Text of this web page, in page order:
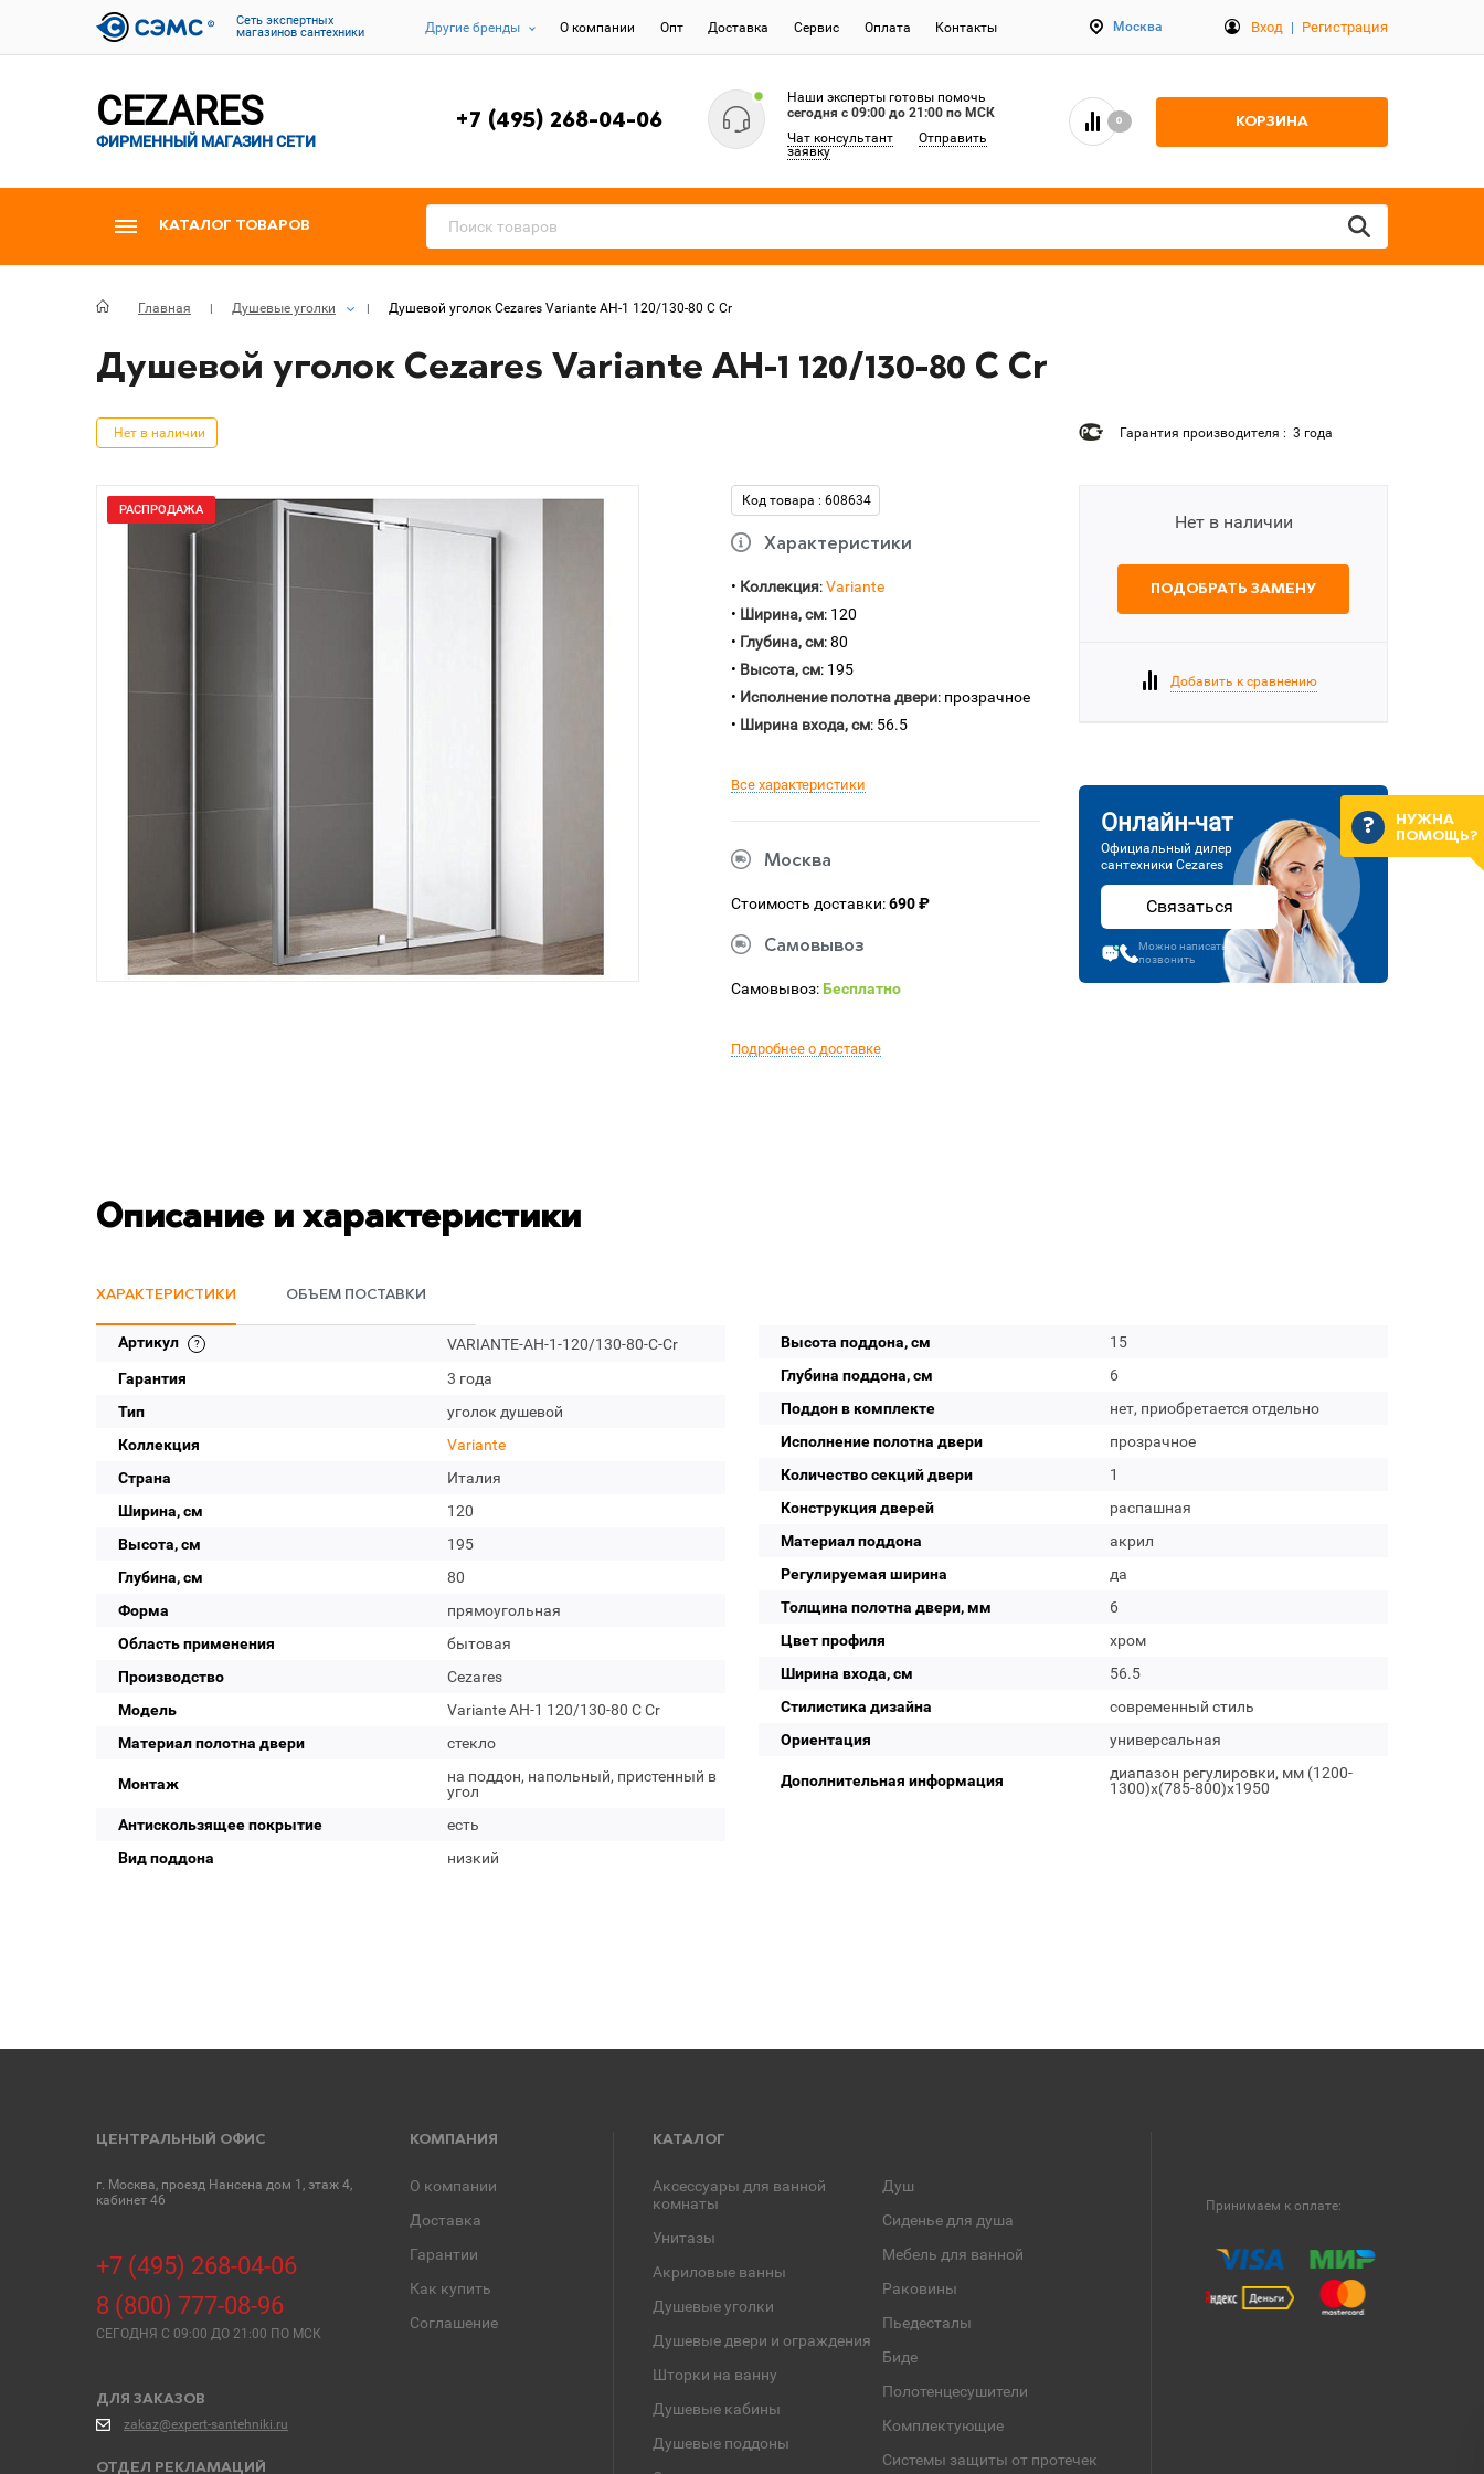
Cеть экспертных
магазинов сантехники
Другие бренды О компании Опт Доставка Сервис Оплата Контакты Москва Вход | Регистрация
CEZARES
ФИРМЕННЫЙ МАГАЗИН СЕТИ
+7 (495) 268-04-06
Наши эксперты готовы помочь
сегодня c 09:00 до 21:00 по МСК
Чат консультант
Отправить
заявку
0 КОРЗИНА
КАТАЛОГ ТОВАРОВ
Главная Душевые уголки Душевой уголок Cezares Variante AH-1 120/130-80 C Cr
Душевой уголок Cezares Variante AH-1 120/130-80 C Cr
Нет в наличии Гарантия производителя : 3 года
РАСПРОДАЖА
Код товара : 608634
Характеристики
• Коллекция:Variante
• Ширина, см: 120
• Глубина, см: 80
• Высота, см: 195
• Исполнение полотна двери: прозрачное
• Ширина входа, см: 56.5
Все характеристики
Москва
Стоимость доставки:690 ₽
Самовывоз
Самовывоз:Бесплатно
Подробнее о доставке
Нет в наличии
ПОДОБРАТЬ ЗАМЕНУ
Добавить к сравнению
Онлайн-чат
Официальный дилер
сантехники Cezares
Связаться
Можно написать или
позвонить
Описание и характеристики
ХАРАКТЕРИСТИКИ ОБЪЕМ ПОСТАВКИ
Артикул
VARIANTE-AH-1-120/130-80-C-Cr
Гарантия
3 года
Тип
уголок душевой
Коллекция
Variante
Страна
Италия
Ширина, см
120
Высота, см
195
Глубина, см
80
Форма
прямоугольная
Область применения
бытовая
Производство
Cezares
Модель
Variante AH-1 120/130-80 C Cr
Материал полотна двери
стекло
Монтаж
на поддон, напольный, пристенный в
угол
Антискользящее покрытие
есть
Вид поддона
низкий
Высота поддона, см
15
Глубина поддона, см
6
Поддон в комплекте
нет, приобретается отдельно
Исполнение полотна двери
прозрачное
Количество секций двери
1
Конструкция дверей
распашная
Материал поддона
акрил
Регулируемая ширина
да
Толщина полотна двери, мм
6
Цвет профиля
хром
Ширина входа, см
56.5
Стилистика дизайна
современный стиль
Ориентация
универсальная
Дополнительная информация
диапазон регулировки, мм (1200-
1300)x(785-800)x1950
ЦЕНТРАЛЬНЫЙ ОФИС
г. Москва, проезд Нансена дом 1, этаж 4,
кабинет 46
+7 (495) 268-04-06
8 (800) 777-08-96
СЕГОДНЯ C 09:00 ДО 21:00 ПО МСК
ДЛЯ ЗАКАЗОВ
zakaz@expert-santehniki.ru
ОТДЕЛ РЕКЛАМАЦИЙ
КОМПАНИЯ
О компании
Доставка
Гарантии
Как купить
Соглашение
КАТАЛОГ
Аксессуары для ванной
комнаты
Унитазы
Акриловые ванны
Душевые уголки
Душевые двери и ограждения
Шторки на ванну
Душевые кабины
Душевые поддоны
Душ
Сиденье для душа
Мебель для ванной
Раковины
Пьедесталы
Биде
Полотенцесушители
Комплектующие
Системы защиты от протечек
Принимаем к оплате:
НУЖНА
ПОМОЩЬ?